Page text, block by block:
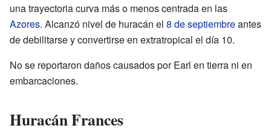
una trayectoria curva más o menos centrada en las
Azores. Alcanzó nivel de huracán el 8 de septiembreantes
de debilitarse y convertirse en extratropical el día 10.
No se reportaron daños causados por Earl en tierra ni en
embarcaciones.
Huracán Frances